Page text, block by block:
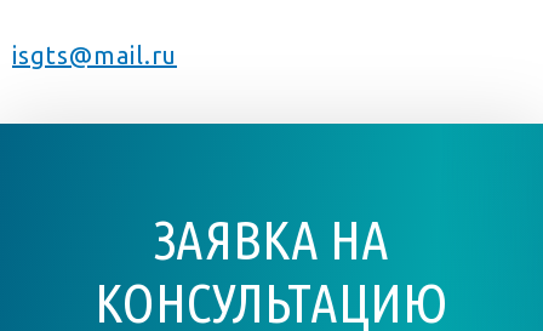
isgts@mail.ru
ЗАЯВКА НА
КОНСУЛЬТАЦИЮ